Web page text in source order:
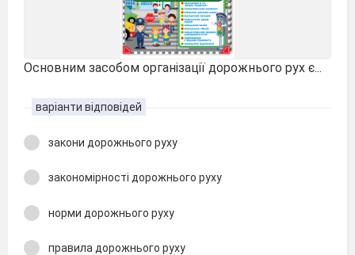
Основним засобом організації дорожнього рух є...
варіанти відповідей
закони дорожнього руху
закономірності дорожнього руху
норми дорожнього руху
правила дорожнього руху